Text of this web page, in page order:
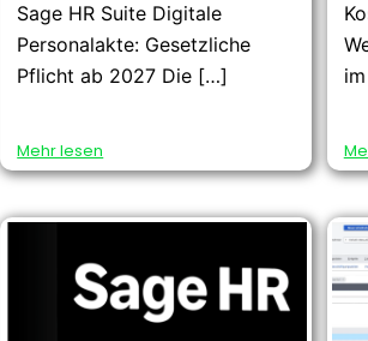
Sage HR Suite Digitale
Personalakte: Gesetzliche
Pflicht ab 2027 Die […]
Mehr lesen